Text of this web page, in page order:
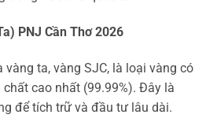
PNJ Cần Thơ 2026
vàng ta, vàng SJC, là loại vàng có
cao nhất (99.99%). Đây là
để tích trữ và đầu tư lâu dài.